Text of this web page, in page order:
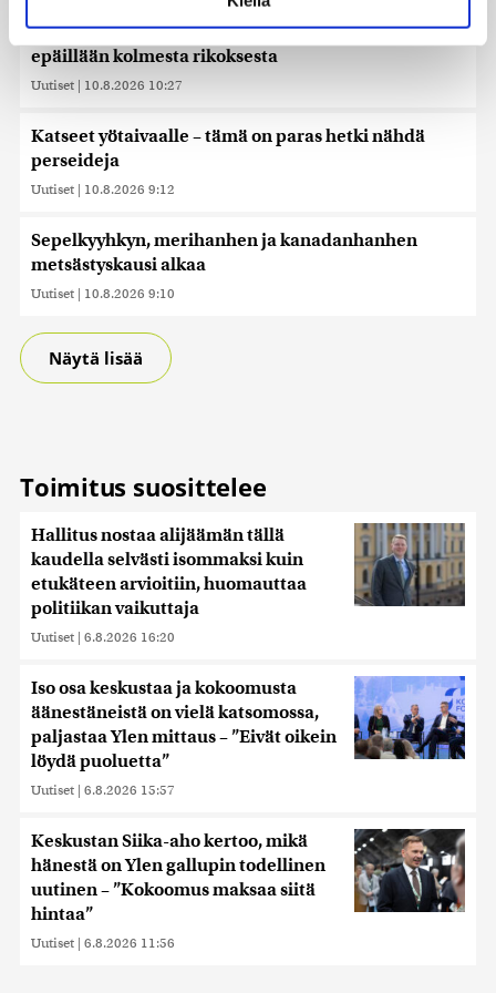
suostumustasi tai peruuttaa sen milloin vain
evästeilmoituksessa.
Käytämme evästeitä tarjoamamme sisällön ja mainosten
tukemiseen ja kävijämäärämme analysoimiseen. Lisäksi
jaamme sosiaalisen median, mainosalan ja analytiikka-
alan kumppaneillemme tietoja siitä, miten käytät
sivustoamme. Kumppanimme voivat yhdistää näitä
kerätty, kun olet käyttänyt heidän palvelujaan. Tietoja
saatetaan myös siirtää ulkomaille.
Mopoilijan Tuusulassa tieltä kiilannutta poliisia
epäillään kolmesta rikoksesta
Uutiset | 10.8.2026 10:27
Katseet yötaivaalle – tämä on paras hetki nähdä
perseideja
Uutiset | 10.8.2026 9:12
Sepelkyyhkyn, merihanhen ja kanadanhanhen
metsästyskausi alkaa
Uutiset | 10.8.2026 9:10
Näytä lisää
Toimitus suosittelee
Hallitus nostaa alijäämän tällä
kaudella selvästi isommaksi kuin
etukäteen arvioitiin, huomauttaa
politiikan vaikuttaja
Uutiset | 6.8.2026 16:20
Iso osa keskustaa ja kokoomusta
äänestäneistä on vielä katsomossa,
paljastaa Ylen mittaus – ”Eivät oikein
löydä puoluetta”
Uutiset | 6.8.2026 15:57
Keskustan Siika-aho kertoo, mikä
hänestä on Ylen gallupin todellinen
uutinen – ”Kokoomus maksaa siitä
hintaa”
Uutiset | 6.8.2026 11:56